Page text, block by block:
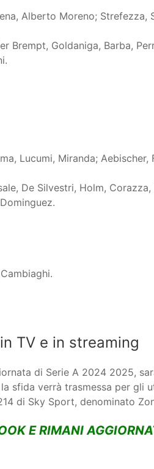
Alberto Moreno; Strefezza,
Brempt, Goldaniga, Barba,
Lucumi, Miranda; Aebischer,
De Silvestri, Holm,
TV e in streaming
di Serie A 2024 2025,
sfida verrà trasmessa per gli
di Sky Sport, denominato
E RIMANI